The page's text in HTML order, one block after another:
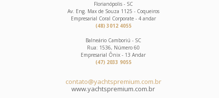
Florianópolis - SC
Av. Eng. Max de Souza 1125 - Coqueiros
Empresarial Coral Corporate - 4 andar
(48) 3012 4055
Balneário Camboriú - SC
Rua: 1536, Número 60
Empresarial Ônix - 13 Andar
(47) 2033 9055
contato@yachtspremium.com.br
www.yachtspremium.com.br